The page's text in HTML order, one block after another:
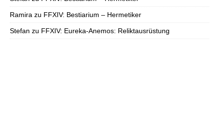
Ramira zu FFXIV: Bestiarium – Hermetiker
Stefan zu FFXIV: Eureka-Anemos: Reliktausrüstung